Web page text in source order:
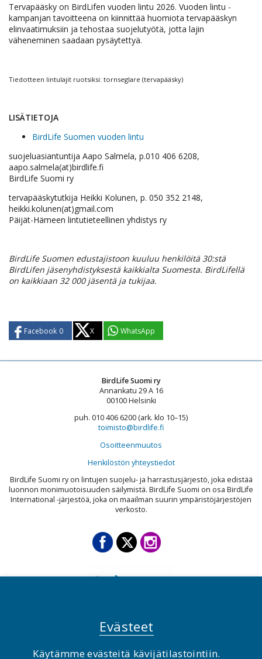
Tervapääsky on BirdLifen vuoden lintu 2026. Vuoden lintu -
kampanjan tavoitteena on kiinnittää huomiota tervapääskyn
elinvaatimuksiin ja tehostaa suojelutyötä, jotta lajin
väheneminen saadaan pysäytettyä.
Tiedotteen lintulajit ruotsiksi: tornseglare (tervapääsky)
LISÄTIETOJA
BirdLife Suomen vuoden lintu
suojeluasiantuntija Aapo Salmela, p.010 406 6208,
aapo.salmela(at)birdlife.fi
BirdLife Suomi ry
tervapääskytutkija Heikki Kolunen, p. 050 352 2148,
heikki.kolunen(at)gmail.com
Päijät-Hämeen lintutieteellinen yhdistys ry
BirdLife Suomen edustajistoon kuuluu henkilöitä 30:stä
BirdLifen jäsenyhdistyksestä kaikkialta Suomesta. BirdLifellä
on kaikkiaan 32 000 jäsentä ja tukijaa.
Facebook 0 X WhatsApp
BirdLife Suomi ry
Annankatu 29 A 16
00100 Helsinki
puh. 010 406 6200 (ark. klo 10–15)
toimisto@birdlife.fi
Osoitteenmuutos
Henkilöstön yhteystiedot
BirdLife Suomi ry on lintujen suojelu- ja harrastusjärjestö, joka edistää
luonnon monimuotoisuuden säilymistä. BirdLife Suomi on osa BirdLife
International -järjestöä, joka on maailman suurin ympäristöjärjestöjen
verkosto.
Evästeet
Käytämme evästeitä kävijätilastointiin.